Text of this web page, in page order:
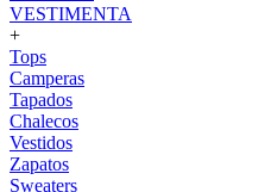
VESTIMENTA
+
Tops
Camperas
Tapados
Chalecos
Vestidos
Zapatos
Sweaters